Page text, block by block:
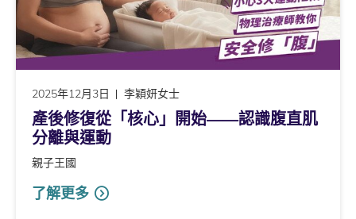
2025年12月3日 李穎妍女士
產後修復從「核心」開始——認識腹直肌
分離與運動
親子王國
了解更多